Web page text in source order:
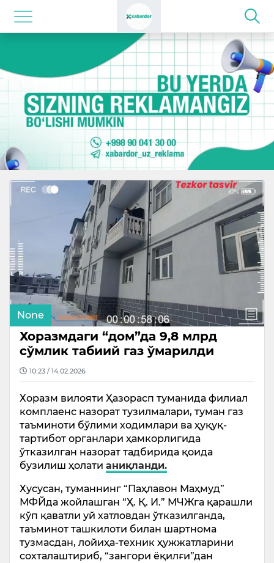
None
Хоразмдаги “дом”да 9,8 млрд
сўмлик табиий газ ўмарилди
10:23 / 14.02.2026
Хоразм вилояти Ҳазорасп туманида филиал
комплаенс назорат тузилмалари, туман газ
таъминоти бўлими ходимлари ва ҳуқуқ-
тартибот органлари ҳамкорлигида
ўтказилган назорат тадбирида қоида
бузилиш ҳолати аниқланди.
Хусусан, туманнинг “Паҳлавон Маҳмуд”
МФЙда жойлашган “Ҳ. Қ. И.” МЧЖга қарашли
кўп қаватли уй хатловдан ўтказилганда,
таъминот ташкилоти билан шартнома
тузмасдан, лойиҳа-техник ҳужжатларини
сохталаштириб, “зангори ёқилғи”дан